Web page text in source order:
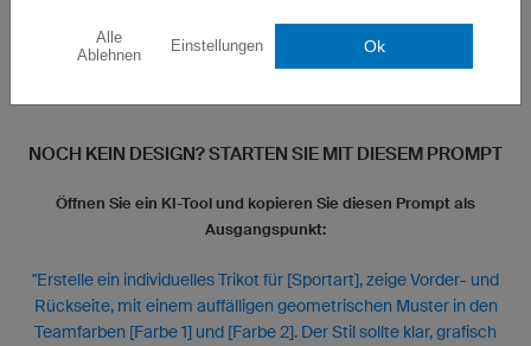
NOCH KEIN DESIGN? STARTEN SIE MIT DIESEM PROMPT
Öffnen Sie ein KI-Tool und kopieren Sie diesen Prompt als
Ausgangspunkt:
"Erstelle ein individuelles Trikot für [Sportart], zeige Vorder- und
Rückseite, mit einem auffälligen geometrischen Muster in den
Teamfarben [Farbe 1] und [Farbe 2]. Der Stil sollte klar, grafisch
Alle
Ablehnen
Einstellungen Ok